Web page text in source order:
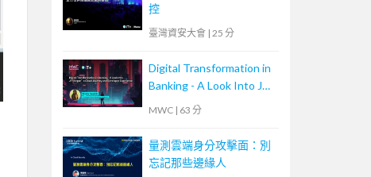
控
臺灣資安大會 | 25 分
Digital Transformation in
Banking - A Look Into JP
Morgan’s Cloud Journey
Experience
MWC | 63 分
量測雲端身分攻擊面：別
忘記那些邊緣人